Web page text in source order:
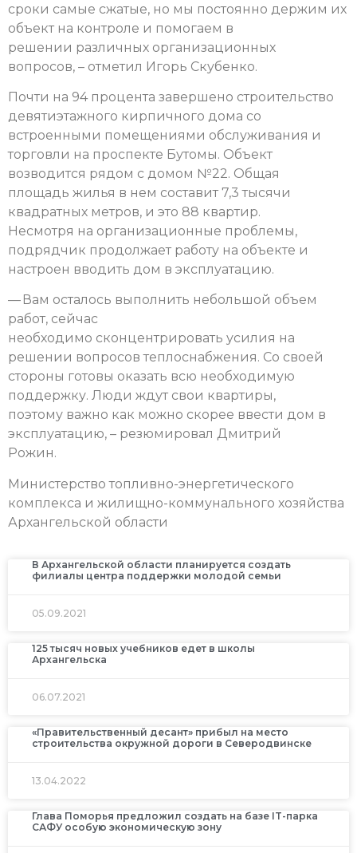
сроки самые сжатые, но мы постоянно держим их
объект на контроле и помогаем в
решении различных организационных
вопросов, – отметил Игорь Скубенко.
Почти на 94 процента завершено строительство
девятиэтажного кирпичного дома со
встроенными помещениями обслуживания и
торговли на проспекте Бутомы. Объект
возводится рядом с домом №22. Общая
площадь жилья в нем составит 7,3 тысячи
квадратных метров, и это 88 квартир.
Несмотря на организационные проблемы,
подрядчик продолжает работу на объекте и
настроен вводить дом в эксплуатацию.
— Вам осталось выполнить небольшой объем
работ, сейчас
необходимо сконцентрировать усилия на
решении вопросов теплоснабжения. Со своей
стороны готовы оказать всю необходимую
поддержку. Люди ждут свои квартиры,
поэтому важно как можно скорее ввести дом в
эксплуатацию, – резюмировал Дмитрий
Рожин.
Министерство топливно-энергетического
комплекса и жилищно-коммунального хозяйства
Архангельской области
В Архангельской области планируется создать
филиалы центра поддержки молодой семьи
05.09.2021
125 тысяч новых учебников едет в школы
Архангельска
06.07.2021
«Правительственный десант» прибыл на место
строительства окружной дороги в Северодвинске
13.04.2022
Глава Поморья предложил создать на базе IT-парка
САФУ особую экономическую зону